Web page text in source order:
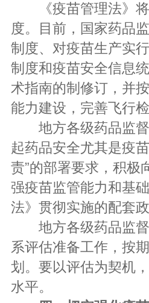
《疫苗管理法》将
度。目前，国家药品
制度、对疫苗生产实
制度和疫苗安全信息
术指南的制修订，并
能力建设，完善飞行
地方各级药品监督
起药品安全尤其是疫
责”的部署要求，积极
强疫苗监管能力和基
法》贯彻实施的配套
地方各级药品监督
系评估准备工作，按
划。要以评估为契机
水平。